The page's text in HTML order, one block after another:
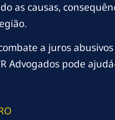
as causas,
a juros
pode